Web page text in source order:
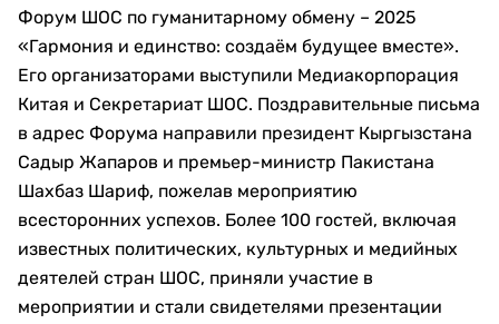
Форум ШОС по гуманитарному обмену – 2025
«Гармония и единство: создаём будущее вместе».
Его организаторами выступили Медиакорпорация
Китая и Секретариат ШОС. Поздравительные письма
в адрес Форума направили президент Кыргызстана
Садыр Жапаров и премьер-министр Пакистана
Шахбаз Шариф, пожелав мероприятию
всесторонних успехов. Более 100 гостей, включая
известных политических, культурных и медийных
деятелей стран ШОС, приняли участие в
мероприятии и стали свидетелями презентации